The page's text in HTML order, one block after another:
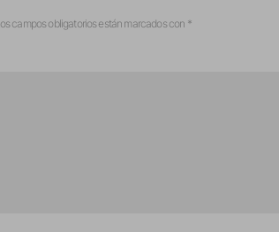
campos obligatorios están marcados con *